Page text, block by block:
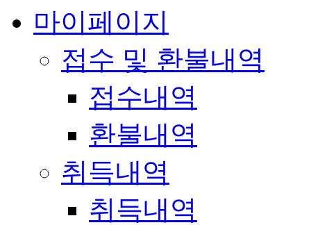
마이페이지
접수 및 환불내역
접수내역
환불내역
취득내역
취득내역